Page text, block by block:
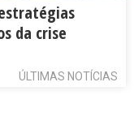
da crise
ÚLTIMAS NOTÍCIAS